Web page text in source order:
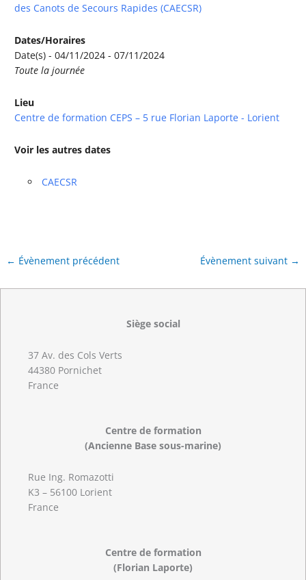
des Canots de Secours Rapides (CAECSR)
Dates/Horaires
Date(s) - 04/11/2024 - 07/11/2024
Toute la journée
Lieu
Centre de formation CEPS – 5 rue Florian Laporte - Lorient
Voir les autres dates
CAECSR
← Évènement précédent Évènement suivant →
Siège social
37 Av. des Cols Verts
44380 Pornichet
France
Centre de formation
(Ancienne Base sous-marine)
Rue Ing. Romazotti
K3 – 56100 Lorient
France
Centre de formation
(Florian Laporte)